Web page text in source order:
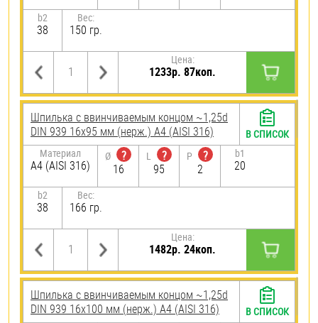
b2
38
Вес:
150 гр.
Цена:
1233р. 87коп.
Шпилька c ввинчиваемым концом ~1,25d
DIN 939 16х95 мм (нерж.) A4 (AISI 316)
Материал
A4 (AISI 316)
Ø
?
16
L
?
95
P
?
2
b1
20
b2
38
Вес:
166 гр.
Цена:
1482р. 24коп.
В СПИСОК
Шпилька c ввинчиваемым концом ~1,25d
DIN 939 16х100 мм (нерж.) A4 (AISI 316)
В СПИСОК